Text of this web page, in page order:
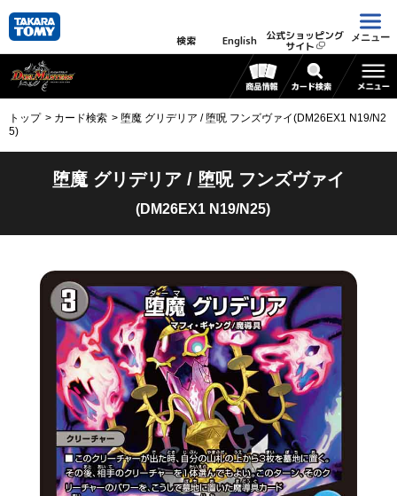
検索 English 公式ショッピング
サイト
メニュー
トップ カード検索
堕魔 グリデリア / 堕呪 フンズヴァイ(DM26EX1 N19/N2
5)
堕魔 グリデリア / 堕呪 フンズヴァイ
(DM26EX1 N19/N25)